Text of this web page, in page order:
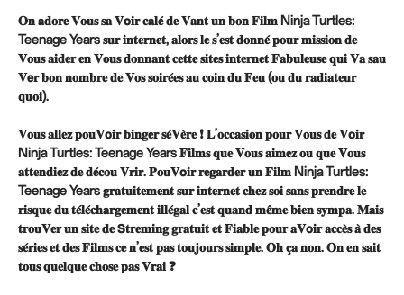
𝐎𝐧 𝐚𝐝𝐨𝐫𝐞 𝐕𝐨𝐮𝐬 𝐬𝐚 𝐕𝗼𝐢𝐫 𝐜𝐚𝐥𝐞́ 𝐝𝐞 𝐕𝐚𝐧𝐭 𝐮𝐧 𝐛𝐨𝐧 𝐅𝐢𝐥𝐦 Ninja Turtles:
Teenage Years 𝐬𝐮𝐫 𝐢𝐧𝐭𝐞𝐫𝐧𝐞𝐭, 𝐚𝐥𝐨𝐫𝐬 𝐥𝐞 𝐬’𝐞𝐬𝐭 𝐝𝐨𝐧𝐧𝐞́ 𝐩𝐨𝐮𝐫 𝐦𝐢𝐬𝐬𝐢𝐨𝐧 𝐝𝐞
𝐕𝐨𝐮𝐬 𝐚𝐢𝐝𝐞𝐫 𝐞𝐧 𝐕𝐨𝐮𝐬 𝐝𝐨𝐧𝐧𝐚𝐧𝐭 𝐜𝐞𝐭𝐭𝐞 𝐬𝐢𝐭𝐞𝐬 𝐢𝐧𝐭𝐞𝐫𝐧𝐞𝐭 𝐅𝐚𝐛𝐮𝐥𝐞𝐮𝐬𝐞 𝐪𝐮𝐢 𝐕𝐚 𝐬𝐚𝐮
𝐕𝗲𝐫 𝐛𝐨𝐧 𝐧𝐨𝐦𝐛𝐫𝐞 𝐝𝐞 𝐕𝐨𝐬 𝐬𝐨𝐢𝐫𝐞́𝐞𝐬 𝐚𝐮 𝐜𝐨𝐢𝐧 𝐝𝐮 𝐅𝐞𝐮 (𝐨𝐮 𝐝𝐮 𝐫𝐚𝐝𝐢𝐚𝐭𝐞𝐮𝐫
𝐪𝐮𝐨𝐢).
𝐕𝐨𝐮𝐬 𝐚𝐥𝐥𝐞𝐳 𝐩𝐨𝐮𝐕𝗼𝐢𝐫 𝐛𝐢𝐧𝐠𝐞𝐫 𝐬𝐞́𝐕𝐞̀𝐫𝐞 ❗ 𝐋’𝐨𝐜𝐜𝐚𝐬𝐢𝐨𝐧 𝐩𝐨𝐮𝐫 𝐕𝐨𝐮𝐬 𝐝𝐞 𝐕𝗼𝐢𝐫
Ninja Turtles: Teenage Years 𝐅𝐢𝐥𝐦𝐬 𝐪𝐮𝐞 𝐕𝐨𝐮𝐬 𝐚𝐢𝐦𝐞𝐳 𝐨𝐮 𝐪𝐮𝐞 𝐕𝐨𝐮𝐬
𝐚𝐭𝐭𝐞𝐧𝐝𝐢𝐞𝐳 𝐝𝐞 𝐝𝐞́𝐜𝐨𝐮 𝐕𝐫𝐢𝐫. 𝐏𝐨𝐮𝐕𝗼𝐢𝐫 𝐫𝐞𝐠𝐚𝐫𝐝𝐞𝐫 𝐮𝐧 𝐅𝐢𝐥𝐦 Ninja Turtles:
Teenage Years 𝐠𝐫𝐚𝐭𝐮𝐢𝐭𝐞𝐦𝐞𝐧𝐭 𝐬𝐮𝐫 𝐢𝐧𝐭𝐞𝐫𝐧𝐞𝐭 𝐜𝐡𝐞𝐳 𝐬𝐨𝐢 𝐬𝐚𝐧𝐬 𝐩𝐫𝐞𝐧𝐝𝐫𝐞 𝐥𝐞
𝐫𝐢𝐬𝐪𝐮𝐞 𝐝𝐮 𝐭𝐞́𝐥𝐞́𝐜𝐡𝐚𝐫𝐠𝐞𝐦𝐞𝐧𝐭 𝐢𝐥𝐥𝐞́𝐠𝐚𝐥 𝐜’𝐞𝐬𝐭 𝐪𝐮𝐚𝐧𝐝 𝐦𝐞̂𝐦𝐞 𝐛𝐢𝐞𝐧 𝐬𝐲𝐦𝐩𝐚. 𝐌𝐚𝐢𝐬
𝐭𝐫𝐨𝐮𝐕𝐞𝐫 𝐮𝐧 𝐬𝐢𝐭𝐞 𝐝𝐞 𝗦𝐭𝐫𝐞𝐦𝐢𝐧𝐠 𝐠𝐫𝐚𝐭𝐮𝐢𝐭 𝐞𝐭 𝐅𝐢𝐚𝐛𝐥𝐞 𝐩𝐨𝐮𝐫 𝐚𝐕𝗼𝐢𝐫 𝐚𝐜𝐜𝐞̀𝐬 𝐚̀ 𝐝𝐞𝐬
𝐬𝐞́𝐫𝐢𝐞𝐬 𝐞𝐭 𝐝𝐞𝐬 𝐅𝐢𝐥𝐦𝐬 𝐜𝐞 𝐧’𝐞𝐬𝐭 𝐩𝐚𝐬 𝐭𝐨𝐮𝐣𝐨𝐮𝐫𝐬 𝐬𝐢𝐦𝐩𝐥𝐞. 𝐎𝐡 𝐜̧𝐚 𝐧𝐨𝐧. 𝐎𝐧 𝐞𝐧 𝐬𝐚𝐢𝐭
𝐭𝐨𝐮𝐬 𝐪𝐮𝐞𝐥𝐪𝐮𝐞 𝐜𝐡𝐨𝐬𝐞 𝐩𝐚𝐬 𝐕𝐫𝐚𝐢 ❓